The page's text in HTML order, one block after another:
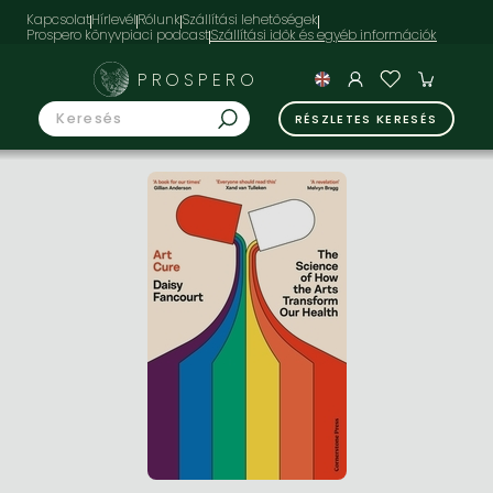
KapcsolatHírlevélRólunkSzállítási lehetőségek
Prospero könyvpiaci podcast
PROSPERO
RÉSZLETES KERESÉS